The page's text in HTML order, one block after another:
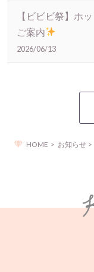
【ビビビ祭】ホ
ご案内
2026/06/13
HOME お知らせ